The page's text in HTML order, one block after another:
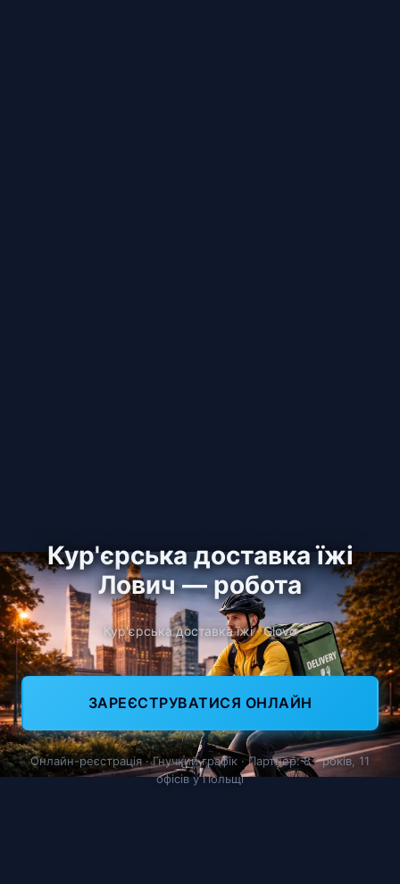
Кур'єрська доставка їжі
Лович — робота
Кур'єрська доставка їжі · Glovo
ЗАРЕЄСТРУВАТИСЯ ОНЛАЙН
Онлайн-реєстрація · Гнучкий графік · Партнер: 8+ років, 11
офісів у Польщі